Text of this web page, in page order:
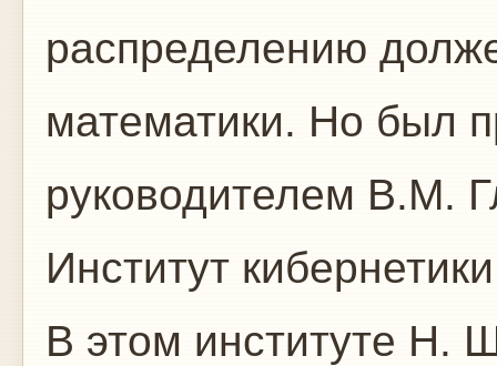
распределению
математики. Но был
руководителем В.М.
Институт
В этом институте Н.